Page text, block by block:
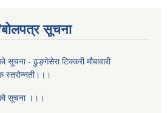
सूचना
- ढुङ्गेसेरा टिक्करी मौबावारी
सूचना ।।।